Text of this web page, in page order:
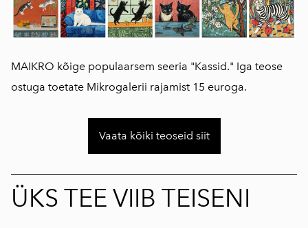
MAIKRO kõige populaarsem seeria "Kassid." Iga teose
ostuga toetate Mikrogalerii rajamist 15 euroga.
Vaata kõiki teoseid siit
ÜKS TEE VIIB TEISENI